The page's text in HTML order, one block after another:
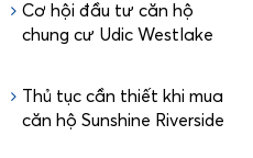
Cơ hội đầu tư căn hộ
chung cư Udic Westlake
Thủ tục cần thiết khi mua
căn hộ Sunshine Riverside